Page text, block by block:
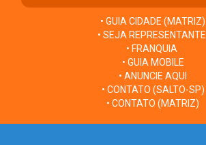
• GUIA CIDADE (MATRIZ)
• SEJA REPRESENTANTE
• FRANQUIA
• GUIA MOBILE
• ANUNCIE AQUI
• CONTATO (SALTO-SP)
• CONTATO (MATRIZ)